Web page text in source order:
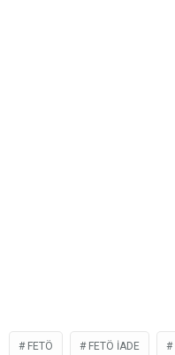
FETÖ FETÖ IADE